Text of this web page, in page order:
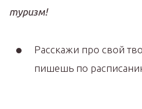
туризм!
Расскажи про свой
пишешь по